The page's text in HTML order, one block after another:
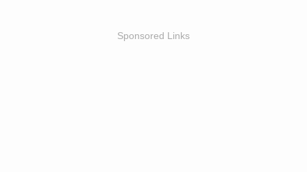
Sponsored Links